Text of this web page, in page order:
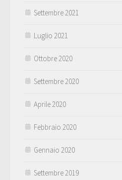
Settembre 2021
Luglio 2021
Ottobre 2020
Settembre 2020
Aprile 2020
Febbraio 2020
Gennaio 2020
Settembre 2019